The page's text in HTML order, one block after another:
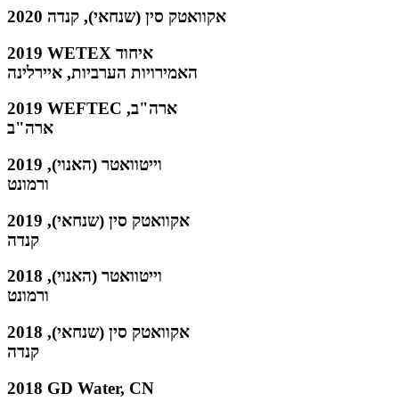
2020 אקוואטק סין (שנחאי), קנדה
2019 WETEX איחוד
האמירויות הערביות, איירלינה
2019 WEFTEC ארה"ב,
ארה"ב
2019 וייטוואטר (האנוי),
ורמונט
2019 אקוואטק סין (שנחאי),
קנדה
2018 וייטוואטר (האנוי),
ורמונט
2018 אקוואטק סין (שנחאי),
קנדה
2018 GD Water, CN